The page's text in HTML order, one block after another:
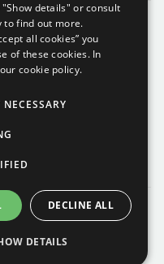
& Konditionen
Richtlinie
details" or consult
to find out more.
all cookies” you
of these cookies. In
cookie policy.
DECLINE ALL
DETAILS